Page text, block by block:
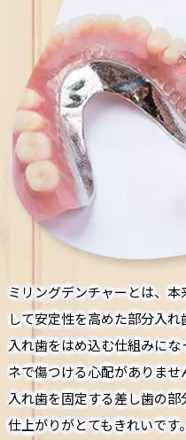
ミリングデンチャーとは、
して安定性を高めた部分入れ
入れ歯をはめ込む仕組みに
ネで傷つける心配がありませ
入れ歯を固定する差し歯の部
仕上がりがとてもきれいです。